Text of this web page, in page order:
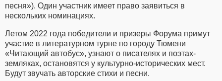
песня»). Один участник имеет право заявиться в
нескольких номинациях.
Летом 2022 года победители и призеры Форума примут
участие в литературном турне по городу Тюмени
«Читающий автобус», узнают о писателях и поэтах-
земляках, остановятся у культурно-исторических мест.
Будут звучать авторские стихи и песни.